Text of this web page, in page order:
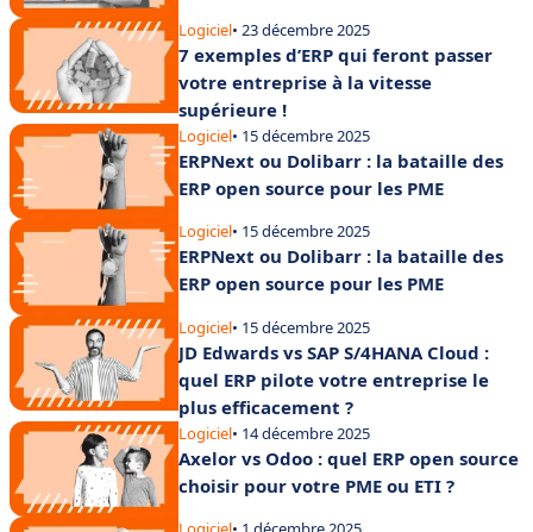
Logiciel• 23 décembre 2025
7 exemples d’ERP qui feront passer
votre entreprise à la vitesse
supérieure !
Logiciel• 15 décembre 2025
ERPNext ou Dolibarr : la bataille des
ERP open source pour les PME
Logiciel• 15 décembre 2025
ERPNext ou Dolibarr : la bataille des
ERP open source pour les PME
Logiciel• 15 décembre 2025
JD Edwards vs SAP S/4HANA Cloud :
quel ERP pilote votre entreprise le
plus efficacement ?
Logiciel• 14 décembre 2025
Axelor vs Odoo : quel ERP open source
choisir pour votre PME ou ETI ?